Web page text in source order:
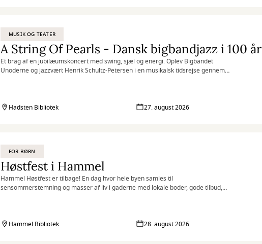
MUSIK OG TEATER
A String Of Pearls - Dansk bigbandjazz i 100 år
Et brag af en jubilæumskoncert med swing, sjæl og energi. Oplev Bigbandet
Unoderne og jazzvært Henrik Schultz-Petersen i en musikalsk tidsrejse gennem
Hadsten Bibliotek 27. august 2026
FOR BØRN
Høstfest i Hammel
Hammel Høstfest er tilbage! En dag hvor hele byen samles til
sensommerstemning og masser af liv i gaderne med lokale boder, gode tilbud,
Hammel Bibliotek 28. august 2026